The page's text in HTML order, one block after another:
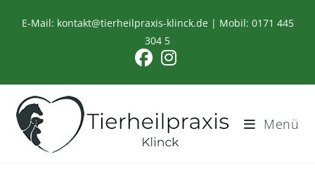
E-Mail: kontakt@tierheilpraxis-klinck.de| Mobil: 0171 445
304 5
Menü